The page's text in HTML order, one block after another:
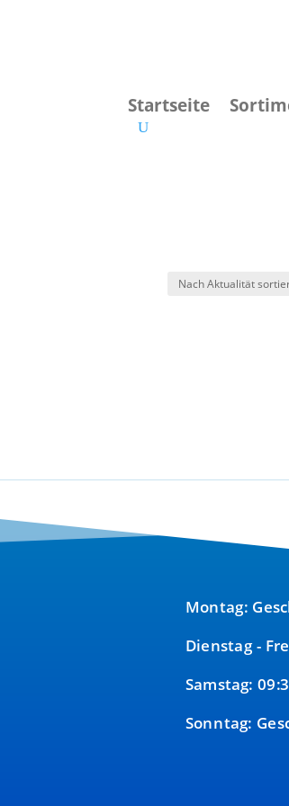
Startseite
Montag:
Dienstag -
Samstag:
Sonntag: